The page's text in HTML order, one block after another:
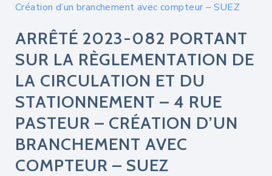
Création d’un branchement avec compteur – SUEZ
ARRÊTÉ 2023-082 PORTANT
SUR LA RÈGLEMENTATION DE
LA CIRCULATION ET DU
STATIONNEMENT – 4 RUE
PASTEUR – CRÉATION D’UN
BRANCHEMENT AVEC
COMPTEUR – SUEZ